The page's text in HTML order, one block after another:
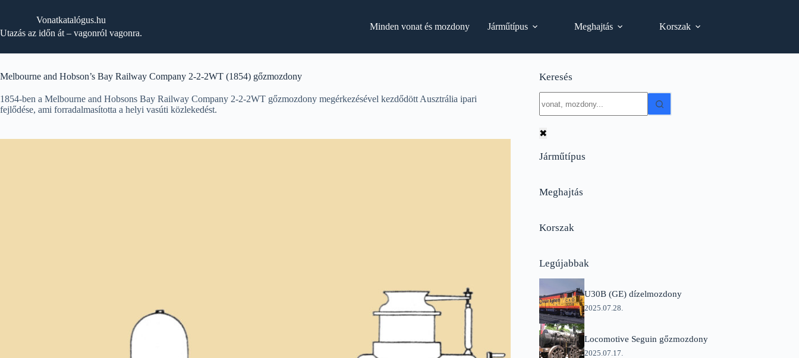
Vonatkatalógus.hu
Utazás az időn át – vagonról vagonra.
Minden vonat és mozdony Járműtípus Meghajtás Korszak
Melbourne and Hobson’s Bay Railway Company 2-2-2WT (1854) gőzmozdony
1854-ben a Melbourne and Hobsons Bay Railway Company 2-2-2WT gőzmozdony megérkezésével kezdődött Ausztrália ipari
fejlődése, ami forradalmasította a helyi vasúti közlekedést.
Keresés
results
✖
Járműtípus
Meghajtás
Korszak
Legújabbak
U30B (GE) dízelmozdony
2025.07.28.
Locomotive Seguin gőzmozdony
2025.07.17.